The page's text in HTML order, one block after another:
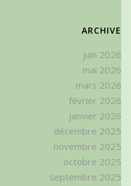
ARCHIVE
juin 2026
mai 2026
mars 2026
février 2026
janvier 2026
décembre 2025
novembre 2025
octobre 2025
septembre 2025